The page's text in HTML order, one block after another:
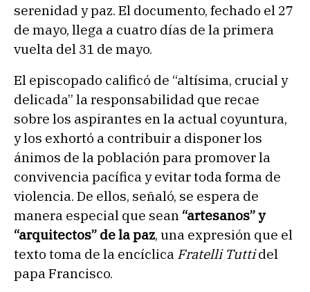
serenidad y paz. El documento, fechado el 27
de mayo, llega a cuatro días de la primera
vuelta del 31 de mayo.
El episcopado calificó de “altísima, crucial y
delicada” la responsabilidad que recae
sobre los aspirantes en la actual coyuntura,
y los exhortó a contribuir a disponer los
ánimos de la población para promover la
convivencia pacífica y evitar toda forma de
violencia. De ellos, señaló, se espera de
manera especial que sean “artesanos” y
“arquitectos” de la paz, una expresión que el
texto toma de la encíclica Fratelli Tuttidel
papa Francisco.